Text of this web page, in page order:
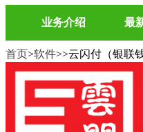
业务介绍 最
首页>软件>>云闪付（银联